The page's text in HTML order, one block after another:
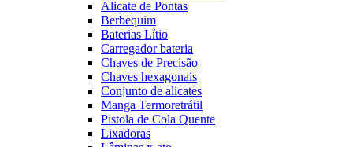
Alicate de Pontas
Berbequim
Baterias Lítio
Carregador bateria
Chaves de Precisão
Chaves hexagonais
Conjunto de alicates
Manga Termoretrátil
Pistola de Cola Quente
Lixadoras